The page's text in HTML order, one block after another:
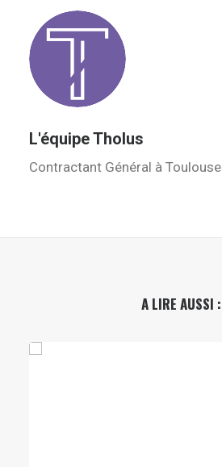
L'équipe Tholus
Contractant Général à Toulouse
A LIRE AUSSI :